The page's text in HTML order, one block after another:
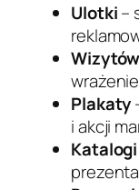
Ulotki–
Plakaty
i akcji